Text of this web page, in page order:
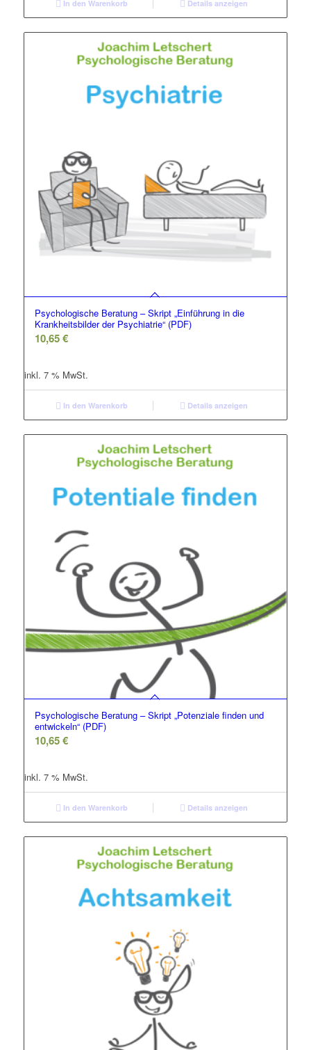
In den Warenkorb Details anzeigen
Psychologische Beratung – Skript „Einführung in die
Krankheitsbilder der Psychiatrie“ (PDF)
10,65€
inkl. 7 % MwSt.
In den Warenkorb Details anzeigen
Psychologische Beratung – Skript „Potenziale finden und
entwickeln“ (PDF)
10,65€
inkl. 7 % MwSt.
In den Warenkorb Details anzeigen